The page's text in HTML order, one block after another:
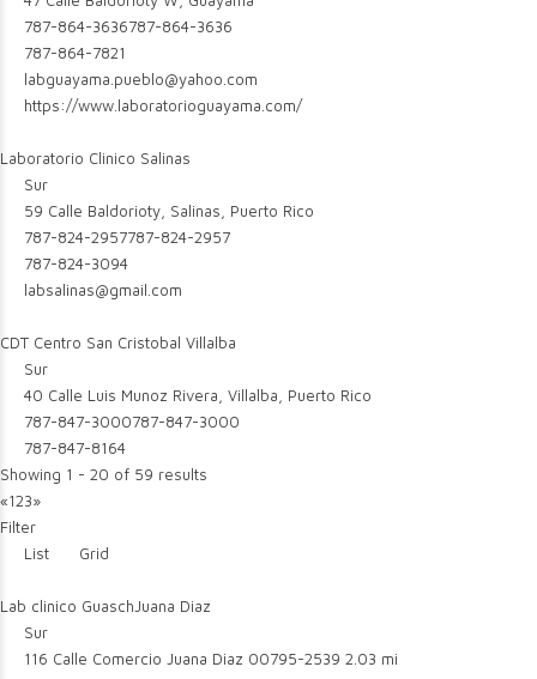
787-864-3636787-864-3636
787-864-7821
labguayama.pueblo@yahoo.com
https://www.laboratorioguayama.com/
Laboratorio Clinico Salinas
Sur
59 Calle Baldorioty, Salinas, Puerto Rico
787-824-2957787-824-2957
787-824-3094
labsalinas@gmail.com
CDT Centro San Cristobal Villalba
Sur
40 Calle Luis Munoz Rivera, Villalba, Puerto Rico
787-847-3000787-847-3000
787-847-8164
Showing 1 - 20 of 59 results
«123»
Filter
List
Grid
Lab clinico GuaschJuana Diaz
Sur
116 Calle Comercio Juana Diaz 00795-2539 2.03 mi